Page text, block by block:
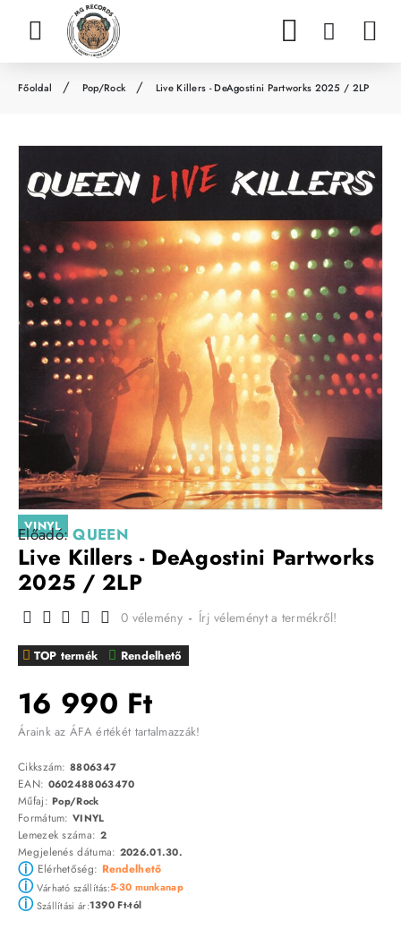
Pop/Rock Live Killers - DeAgostini Partworks 2025 / 2LP
VINYL
Előadó:QUEEN
Live Killers - DeAgostini Partworks
2025 / 2LP
TOP termék Rendelhető
0 vélemény - Írj véleményt a termékről!
16 990 Ft
Áraink az ÁFA értékét tartalmazzák!
Cikkszám: 8806347
EAN: 0602488063470
Műfaj:Pop/Rock
Formátum: VINYL
Lemezek száma: 2
Megjelenés dátuma: 2026.01.30.
ⓘElérhetőség: Rendelhető
ⓘVárható szállítás:5-30 munkanap
ⓘSzállítási ár:1390 Ft-tól